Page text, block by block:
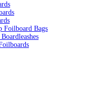
Foilboard Bags